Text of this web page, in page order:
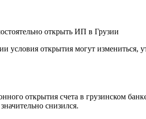
открыть ИП в Грузии
условия открытия могут измениться,
открытия счета в грузинском
снизился.